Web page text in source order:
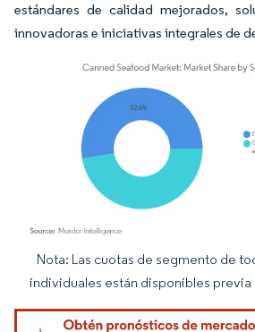
estándares de calidad mejorados,
innovadoras e iniciativas integrales de
Imagen © Mordor Intelligence. El uso requiere
Nota: Las cuotas de segmento de
individuales están disponibles